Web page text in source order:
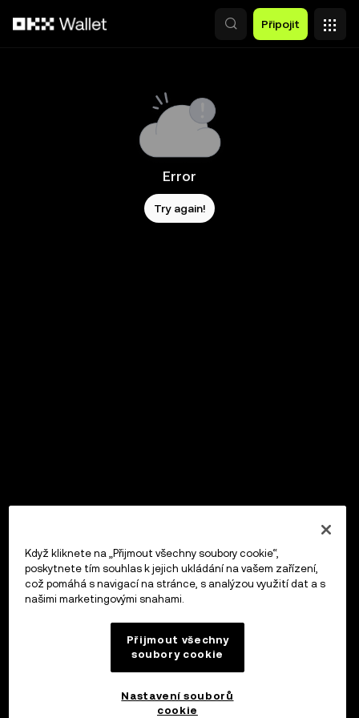
Připojit
Error
Try again!
Když kliknete na „Přijmout všechny soubory cookie“,
poskytnete tím souhlas k jejich ukládání na vašem zařízení,
což pomáhá s navigací na stránce, s analýzou využití dat a s
našimi marketingovými snahami.
Přijmout všechny
soubory cookie
Nastavení souborů
cookie